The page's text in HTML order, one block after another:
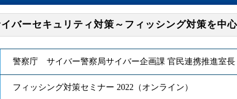
協議会WG報告書
マンガでわかるフィッシング詐
バーセキュリティ対策～フィッシング対策を中
警察庁 サイバー警察局サイバー企画課 官民連携推進室
フィッシング対策セミナー 2022（オンライン）